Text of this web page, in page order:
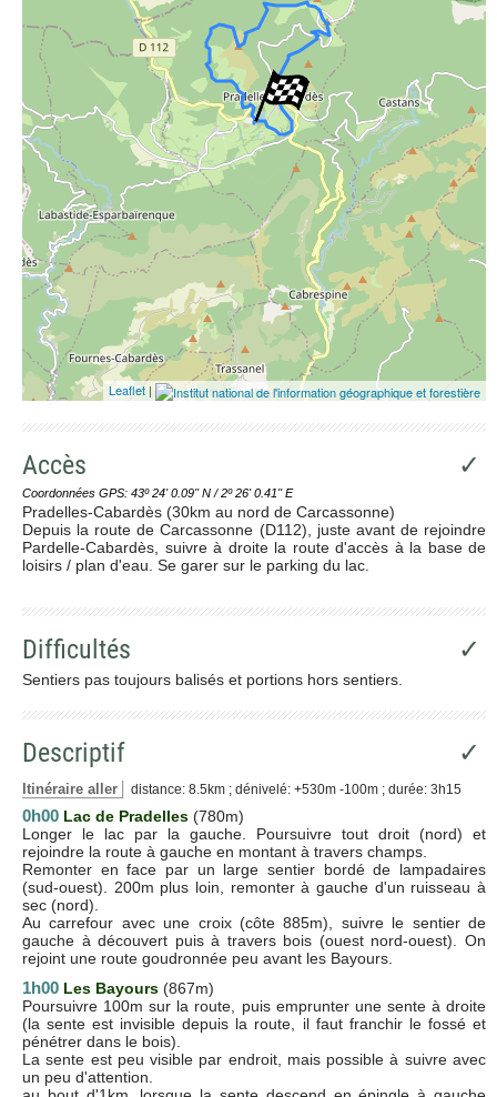
Leaflet |
Accès ✓
Coordonnées GPS: 43º 24' 0.09'' N / 2º 26' 0.41'' E
Pradelles-Cabardès (30km au nord de Carcassonne)
Depuis la route de Carcassonne (D112), juste avant de rejoindre
Pardelle-Cabardès, suivre à droite la route d'accès à la base de
loisirs / plan d'eau. Se garer sur le parking du lac.
Difficultés ✓
Sentiers pas toujours balisés et portions hors sentiers.
Descriptif ✓
Itinéraire aller distance: 8.5km ; dénivelé: +530m -100m ; durée: 3h15
0h00 Lac de Pradelles (780m)
Longer le lac par la gauche. Poursuivre tout droit (nord) et
rejoindre la route à gauche en montant à travers champs.
Remonter en face par un large sentier bordé de lampadaires
(sud-ouest). 200m plus loin, remonter à gauche d'un ruisseau à
sec (nord).
Au carrefour avec une croix (côte 885m), suivre le sentier de
gauche à découvert puis à travers bois (ouest nord-ouest). On
rejoint une route goudronnée peu avant les Bayours.
1h00 Les Bayours (867m)
Poursuivre 100m sur la route, puis emprunter une sente à droite
(la sente est invisible depuis la route, il faut franchir le fossé et
pénétrer dans le bois).
La sente est peu visible par endroit, mais possible à suivre avec
un peu d'attention.